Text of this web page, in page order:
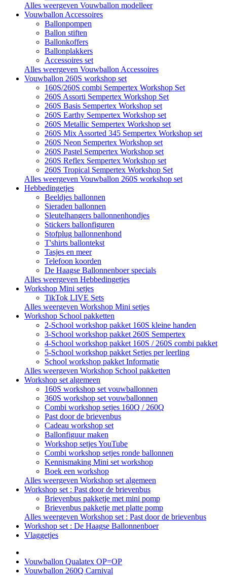
Alles weergeven Vouwballon modelleer
Vouwballon Accessoires
Ballonpompen
Ballon stiften
Ballonkoffers
Ballonplakkers
Accessoires set
Alles weergeven Vouwballon Accessoires
Vouwballon 260S workshop set
160S/260S combi Sempertex Workshop Set
260S Assorti Sempertex Workshop Set
260S Basis Sempertex Workshop set
260S Earthy Sempertex Workshop set
260S Metallic Sempertex Workshop set
260S Mix Assorted 345 Sempertex Workshop set
260S Neon Sempertex Workshop set
260S Pastel Sempertex Workshop set
260S Reflex Sempertex Workshop set
260S Tropical Sempertex Workshop Set
Alles weergeven Vouwballon 260S workshop set
Hebbedingetjes
Beeldjes ballonnen
Sieraden ballonnen
Sleutelhangers ballonnenhondjes
Stickers ballonfiguren
Stofplug ballonnenhond
T'shirts ballontekst
Tasjes en meer
Telefoon koorden
De Haagse Ballonnenboer specials
Alles weergeven Hebbedingetjes
Workshop Mini setjes
TikTok LIVE Sets
Alles weergeven Workshop Mini setjes
Workshop School pakketten
2-School workshop pakket 160S kleine handen
3-School workshop pakket 260S Sempertex
4-School workshop pakket 160S / 260S combi pakket
5-School workshop pakket Setjes per leerling
School workshop pakket Informatie
Alles weergeven Workshop School pakketten
Workshop set algemeen
160S workshop set vouwballonnen
360S workshop set vouwballonnen
Combi workshop setjes 160Q / 260Q
Past door de brievenbus
Cadeau workshop set
Ballonfiguur maken
Workshop setjes YouTube
Combi workshop setjes ronde ballonnen
Kennismaking Mini set workshop
Boek een workshop
Alles weergeven Workshop set algemeen
Workshop set : Past door de brievenbus
Brievenbus pakketje met mini pomp
Brievenbus pakketje met platte pomp
Alles weergeven Workshop set : Past door de brievenbus
Workshop set : De Haagse Ballonnenboer
Vlaggetjes
Vouwballon Qualatex OP=OP
Vouwballon 260Q Carnival